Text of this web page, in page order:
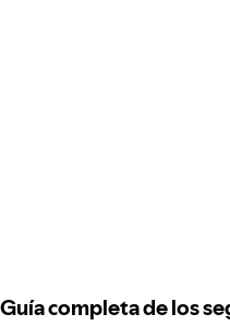
Guía completa de los